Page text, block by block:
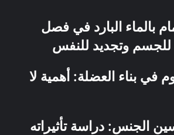
بالماء البارد في فصل
للجسم وتجديد للنفس
في بناء العضلة: أهمية لا
الجنس: دراسة تأثيراته